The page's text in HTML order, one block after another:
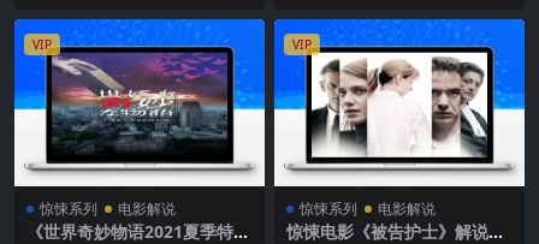
VIP
惊悚系列 电影解说
《世界奇妙物语2021夏季特别
VIP
惊悚系列 电影解说
惊悚电影《被告护士》解说文